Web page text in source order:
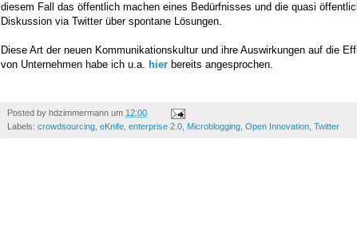
diesem Fall das öffentlich machen eines Bedürfnisses und die quasi
Diskussion via Twitter über spontane Lösungen.
Diese Art der neuen Kommunikationskultur und ihre Auswirkungen auf die
von Unternehmen habe ich u.a. hier bereits angesprochen.
Posted by hdzimmermann um 12:00
Labels: crowdsourcing eKnife enterprise 2.0 Microblogging Open Innovation Twitter